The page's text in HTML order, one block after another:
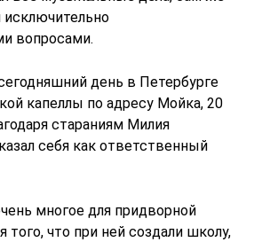
исключительно
вопросами.
день в Петербурге
капеллы по адресу Мойка, 20
стараниям Милия
себя как ответственный
многое для придворной
того, что при ней создали школу,